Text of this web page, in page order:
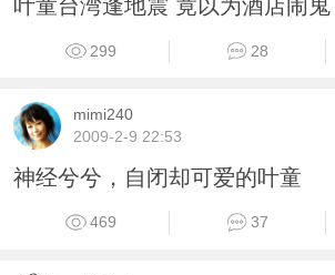
叶童台湾逢地震 竟以为酒店闹鬼
299 28
mimi240
2009-2-9 22:53
神经兮兮，自闭却可爱的叶童
469 37